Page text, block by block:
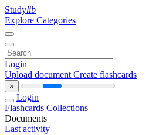
Studylib
Explore Categories
Login
Upload document Create flashcards
×
Login
Flashcards Collections
Documents
Last activity